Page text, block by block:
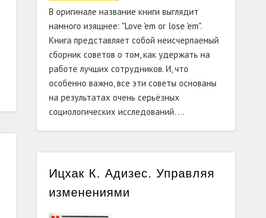
В оригинале название книги выглядит
намного изящнее: "Love 'em or lose 'em".
Книга представляет собой неисчерпаемый
сборник советов о том, как удержать на
работе лучших сотрудников. И, что
особенно важно, все эти советы основаны
на результатах очень серьёзных
социологических исследований. …
Ицхак К. Адизес. Управляя
изменениями